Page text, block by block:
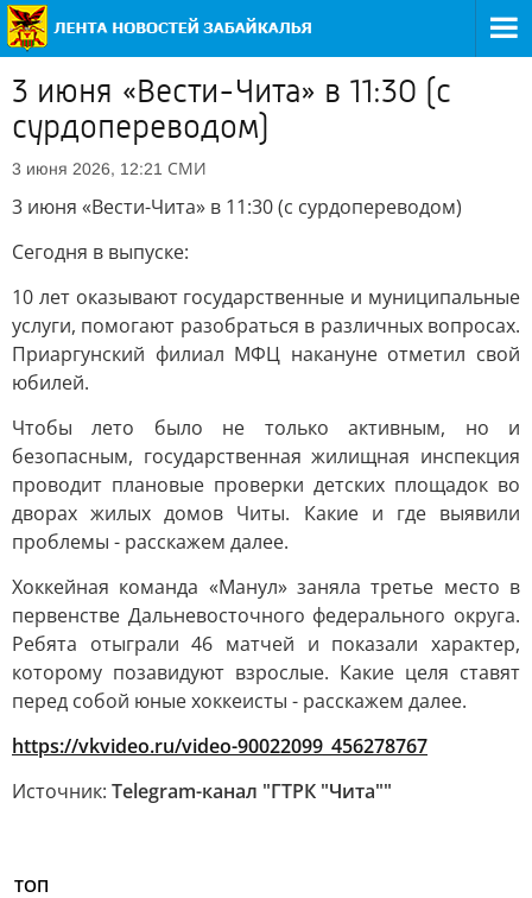
3 июня «Вести-Чита» в 11:30 (с
сурдопереводом)
3 июня 2026, 12:21 СМИ
3 июня «Вести-Чита» в 11:30 (с сурдопереводом)
Сегодня в выпуске:
10 лет оказывают государственные и муниципальные
услуги, помогают разобраться в различных вопросах.
Приаргунский филиал МФЦ накануне отметил свой
юбилей.
Чтобы лето было не только активным, но и
безопасным, государственная жилищная инспекция
проводит плановые проверки детских площадок во
дворах жилых домов Читы. Какие и где выявили
проблемы - расскажем далее.
Хоккейная команда «Манул» заняла третье место в
первенстве Дальневосточного федерального округа.
Ребята отыграли 46 матчей и показали характер,
которому позавидуют взрослые. Какие целя ставят
перед собой юные хоккеисты - расскажем далее.
https://vkvideo.ru/video-90022099_456278767
Источник: Telegram-канал "ГТРК "Чита""
ТОП